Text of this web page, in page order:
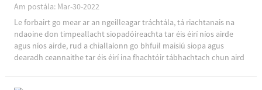
Am postála: Mar-30-2022
Le forbairt go mear ar an ngeilleagar tráchtála, tá riachtanais na
ndaoine don timpeallacht siopadóireachta tar éis éirí níos airde
agus níos airde, rud a chiallaíonn go bhfuil maisiú siopa agus
dearadh ceannaithe tar éis éirí ina fhachtóir tábhachtach chun aird